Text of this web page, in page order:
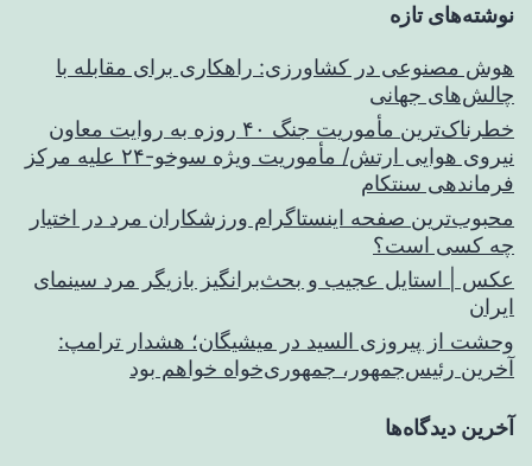
نوشته‌های تازه
هوش مصنوعی در کشاورزی: راهکاری برای مقابله با
چالش‌های جهانی
خطرناک‌ترین مأموریت جنگ ۴۰ روزه به روایت معاون
نیروی هوایی ارتش/ مأموریت ویژه سوخو-۲۴ علیه مرکز
فرماندهی سنتکام
محبوب‌ترین صفحه اینستاگرام ورزشکاران مرد در اختیار
چه کسی است؟
عکس | استایل عجیب و بحث‌برانگیز بازیگر مرد سینمای
ایران
وحشت از پیروزی السید در میشیگان؛ هشدار ترامپ:
آخرین رئیس‌جمهور، جمهوری‌خواه خواهم بود
آخرین دیدگاه‌ها